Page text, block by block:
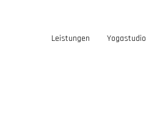
Leistungen Yogastudio